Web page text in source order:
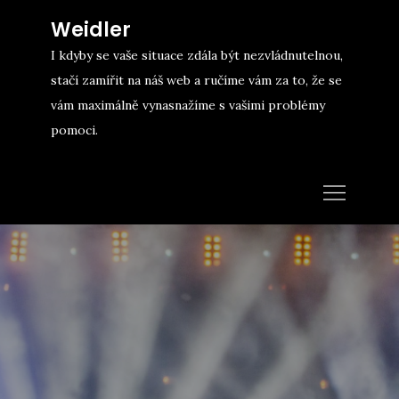
content
Weidler
I kdyby se vaše situace zdála být nezvládnutelnou,
stačí zamířit na náš web a ručíme vám za to, že se
vám maximálně vynasnažíme s vašimi problémy
pomoci.